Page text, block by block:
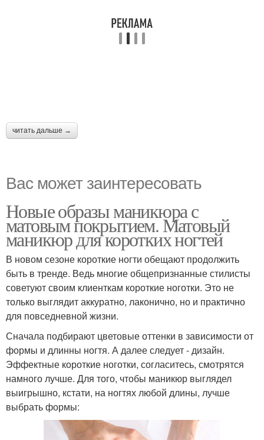
читать дальше →
Вас может заинтересовать
Новые образы маникюра с
матовым покрытием. Матовый
маникюр для коротких ногтей
В новом сезоне короткие ногти обещают продолжить
быть в тренде. Ведь многие общепризнанные стилисты
советуют своим клиенткам короткие ноготки. Это не
только выглядит аккуратно, лаконично, но и практично
для повседневной жизни.
Сначала подбирают цветовые оттенки в зависимости от
формы и длинны ногтя. А далее следует - дизайн.
Эффектные короткие ноготки, согласитесь, смотрятся
намного лучше. Для того, чтобы маникюр выглядел
выигрышно, кстати, на ногтях любой длины, лучше
выбрать формы: